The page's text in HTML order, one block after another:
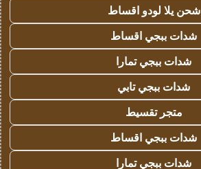
شحن يلا لودو اقساط
شدات ببجي اقساط
شدات ببجي تمارا
شدات ببجي تابي
متجر تقسيط
شدات ببجي اقساط
شدات ببجي تمارا